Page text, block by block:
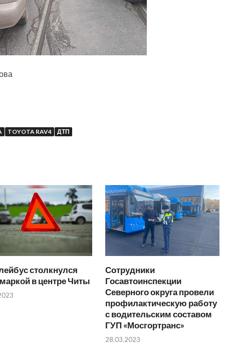
TOYOTA RAV4 ДТП
столкнулся
в центре Читы
Сотрудники
Госавтоинспекции
Северного округа провели
профилактическую работу
с водительским составом
ГУП «Мосгортранс»
28.03.2023